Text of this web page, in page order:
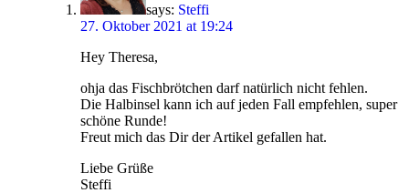
says: Steffi
27. Oktober 2021 at 19:24
Hey Theresa,
ohja das Fischbrötchen darf natürlich nicht fehlen.
Die Halbinsel kann ich auf jeden Fall empfehlen, super
schöne Runde!
Freut mich das Dir der Artikel gefallen hat.
Liebe Grüße
Steffi